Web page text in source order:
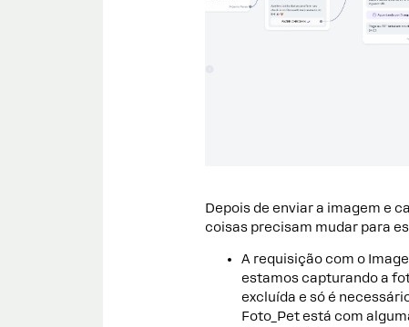
Depois de enviar a imagem e
coisas precisam mudar para
A requisição com o
estamos capturando a
excluída e só é
Foto_Pet está com